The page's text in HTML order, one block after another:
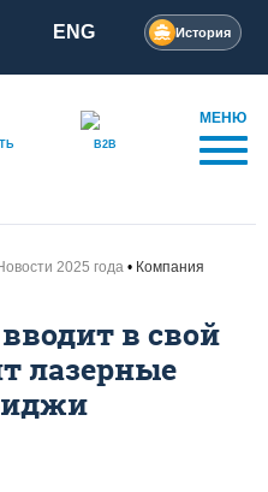
ENG История
B2B
МЕНЮ
2025 года
Компания
в свой
лазерные